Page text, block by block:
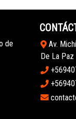
de
Av.
De La Paz